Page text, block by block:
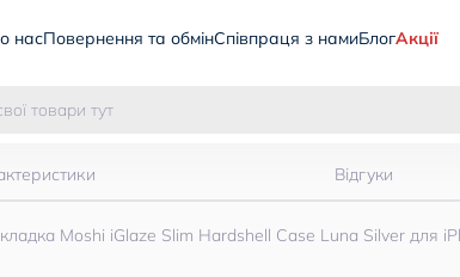
насПовернення та обмінСпівпраця з намиБлогАкції
Moshi iGlaze Slim Hardshell Case Luna Silver для
Відгуки